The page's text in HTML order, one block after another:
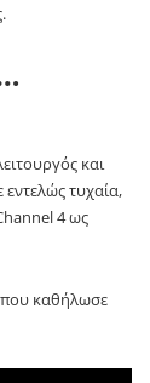
και
εντελώς τυχαία,
4 ως
που καθήλωσε